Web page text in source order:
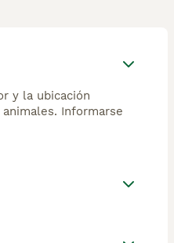
y la ubicación
Informarse